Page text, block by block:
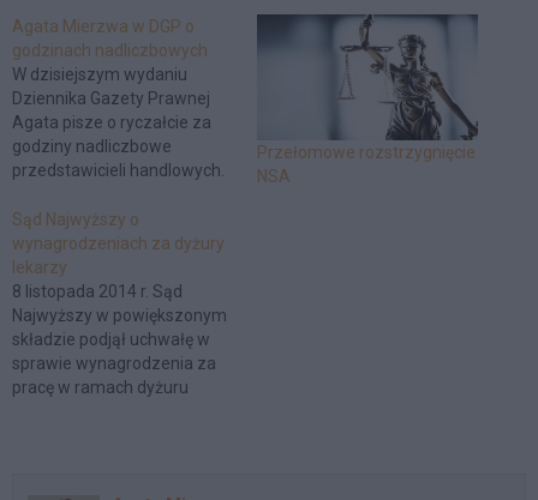
Agata Mierzwa w DGP o
godzinach nadliczbowych
W dzisiejszym wydaniu
Dziennika Gazety Prawnej
Agata pisze o ryczałcie za
godziny nadliczbowe
przedstawicieli handlowych.
Przełomowe rozstrzygnięcie
NSA
Sąd Najwyższy o
wynagrodzeniach za dyżury
lekarzy
8 listopada 2014 r. Sąd
Najwyższy w powiększonym
składzie podjął uchwałę w
sprawie wynagrodzenia za
pracę w ramach dyżuru